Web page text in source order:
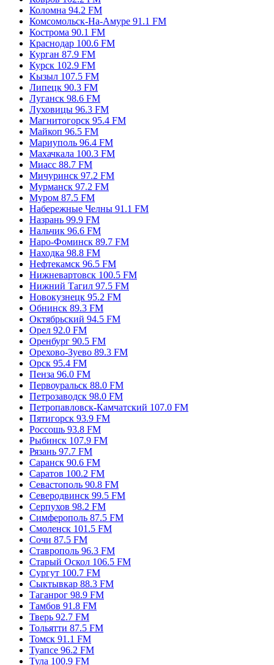
Кисловодск 107.2 FM
Ковров 102.2 FM
Коломна 94.2 FM
Комсомольск-На-Амуре 91.1 FM
Кострома 90.1 FM
Краснодар 100.6 FM
Курган 87.9 FM
Курск 102.9 FM
Кызыл 107.5 FM
Липецк 90.3 FM
Луганск 98.6 FM
Луховицы 96.3 FM
Магнитогорск 95.4 FM
Майкоп 96.5 FM
Мариуполь 96.4 FM
Махачкала 100.3 FM
Миасс 88.7 FM
Мичуринск 97.2 FM
Мурманск 97.2 FM
Муром 87.5 FM
Набережные Челны 91.1 FM
Назрань 99.9 FM
Нальчик 96.6 FM
Наро-Фоминск 89.7 FM
Находка 98.8 FM
Нефтекамск 96.5 FM
Нижневартовск 100.5 FM
Нижний Тагил 97.5 FM
Новокузнецк 95.2 FM
Обнинск 89.3 FM
Октябрьский 94.5 FM
Орел 92.0 FM
Оренбург 90.5 FM
Орехово-Зуево 89.3 FM
Орск 95.4 FM
Пенза 96.0 FM
Первоуральск 88.0 FM
Петрозаводск 98.0 FM
Петропавловск-Камчатский 107.0 FM
Пятигорск 93.9 FM
Россошь 93.8 FM
Рыбинск 107.9 FM
Рязань 97.7 FM
Саранск 90.6 FM
Саратов 100.2 FM
Севастополь 90.8 FM
Северодвинск 99.5 FM
Серпухов 98.2 FM
Симферополь 87.5 FM
Смоленск 101.5 FM
Сочи 87.5 FM
Ставрополь 96.3 FM
Старый Оскол 106.5 FM
Сургут 100.7 FM
Сыктывкар 88.3 FM
Таганрог 98.9 FM
Тамбов 91.8 FM
Тверь 92.7 FM
Тольятти 87.5 FM
Томск 91.1 FM